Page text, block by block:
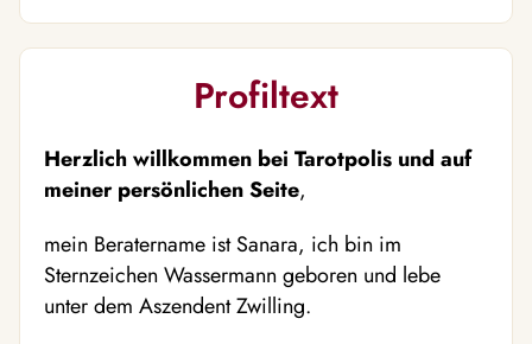
Profiltext
Herzlich willkommen bei Tarotpolis und auf
meiner persönlichen Seite,
mein Beratername ist Sanara, ich bin im
Sternzeichen Wassermann geboren und lebe
unter dem Aszendent Zwilling.